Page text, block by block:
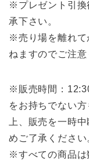
※プレゼント引換
承下さい。
※売り場を離れて
ねますのでご注意
※販売時間：
をお持ちでない
上、販売を一時
めご了承ください
※すべての商品は